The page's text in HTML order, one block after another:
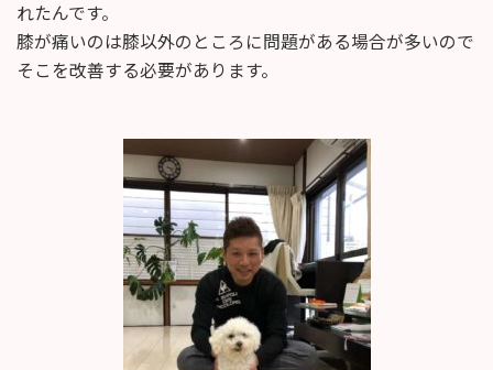
れたんです。
膝が痛いのは膝以外のところに問題がある場合が多いので
そこを改善する必要があります。